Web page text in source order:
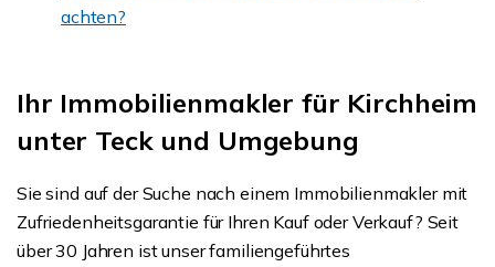
achten?
Ihr Immobilienmakler für Kirchheim
unter Teck und Umgebung
Sie sind auf der Suche nach einem Immobilienmakler mit
Zufriedenheitsgarantie für Ihren Kauf oder Verkauf? Seit
über 30 Jahren ist unser familiengeführtes